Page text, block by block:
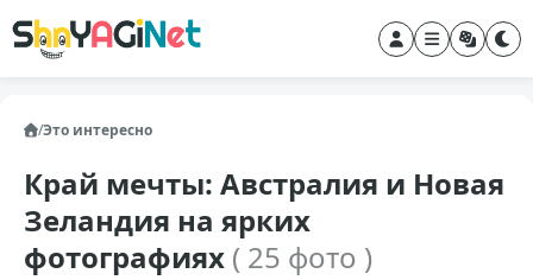
/Это интересно
Край мечты: Австралия и Новая
Зеландия на ярких
фотографиях ( 25 фото )